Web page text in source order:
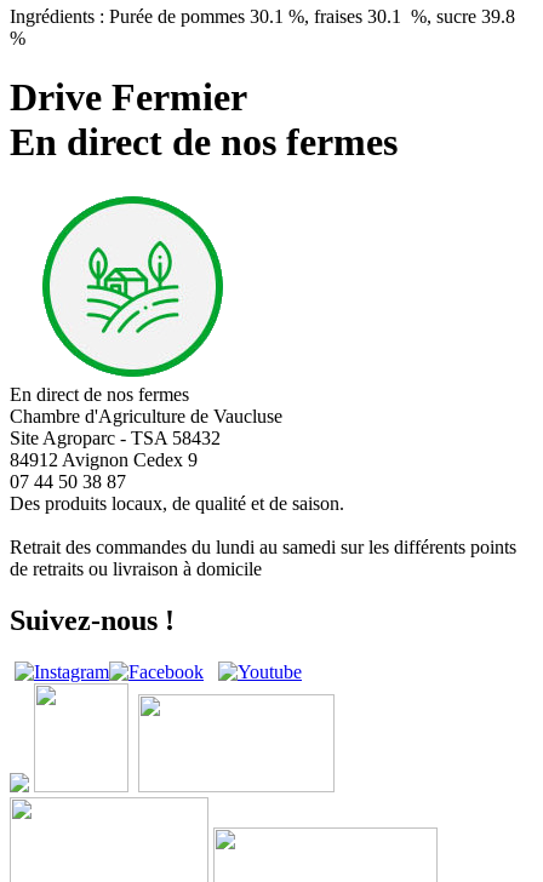
Ingrédients : Purée de pommes 30.1 %, fraises 30.1 %, sucre 39.8
%
Drive Fermier
En direct de nos fermes
En direct de nos fermes
Chambre d'Agriculture de Vaucluse
Site Agroparc - TSA 58432
84912 Avignon Cedex 9
07 44 50 38 87
Des produits locaux, de qualité et de saison.
Retrait des commandes du lundi au samedi sur les différents points
de retraits ou livraison à domicile
Suivez-nous !